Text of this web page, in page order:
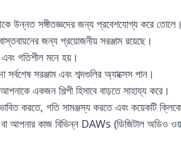
উন্নত সঙ্গীতজ্ঞদের জন্য প্রবেশযোগ্য করে তোলে।
জন্য প্রয়োজনীয় সরঞ্জাম রয়েছে।
এবং গতিশীল মনে হয়।
সরঞ্জাম এবং শব্দগুলির অ্যাক্সেস পান।
একজন শিল্পী হিসাবে বাড়তে সাহায্য করে।
করতে, গতি সামঞ্জস্য করতে এবং কয়েকটি
আপনার কাজ বিভিন্ন DAWs (ডিজিটাল অডিও